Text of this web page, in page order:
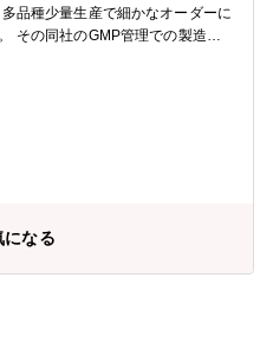
品種少量生産で細かなオーダーに
その同社のGMP管理での製造工
来的には製造管理責任者をお任せ
務に取り組んでいただきます。 期
帯での交替勤務が発生する場合が
になる